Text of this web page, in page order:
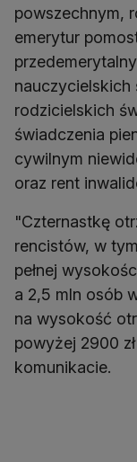
powszechnym,
emerytur
nauczycielskich
rodzicielskich
świadczenia
cywilnym
oraz rent
"Czternastkę
rencistów, w
pełnej
a 2,5 mln osób
na wysokość
powyżej 2900
komunikacie.